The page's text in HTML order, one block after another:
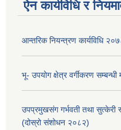
ऐन कार्यविधि र
आन्तरिक नियन्त्रण कार्यविधि
भू- उपयोग क्षेत्र वर्गीकरण
उपप्रमुखसंग गर्भवती तथा सुत्केरी
(दोस्रो संशोधन २०८२)